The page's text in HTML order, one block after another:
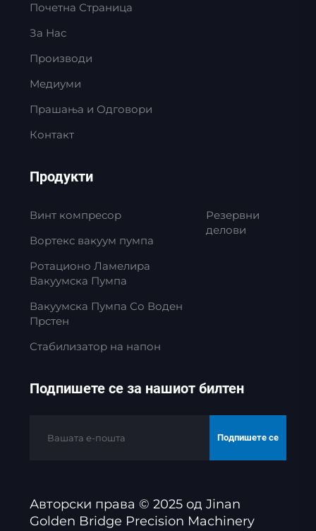
Почетна Страница
За Нас
Производи
Медиуми
Прашања и Одговори
Контакт
Продукти
Винт компресор
Вортекс вакуум пумпа
Ротационо Ламелира
Вакуумска Пумпа
Вакуумска Пумпа Со Воден
Прстен
Стабилизатор на напон
Резервни
делови
Подпишете се за нашиот билтен
Подпишете се
Авторски права © 2025 од Jinan
Golden Bridge Precision Machinery